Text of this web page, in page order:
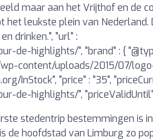
maar aan het Vrijthof en de
het leukste plein van Nederland.
drinken.", "url" :
de-highlights/", "brand" : {
wp-content/uploads/2015/07/
InStock", "price" : "35",
de-highlights/", "priceValidUntil"
stedentrip bestemmingen is
hoofdstad van Limburg zo